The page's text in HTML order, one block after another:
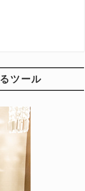
ツール